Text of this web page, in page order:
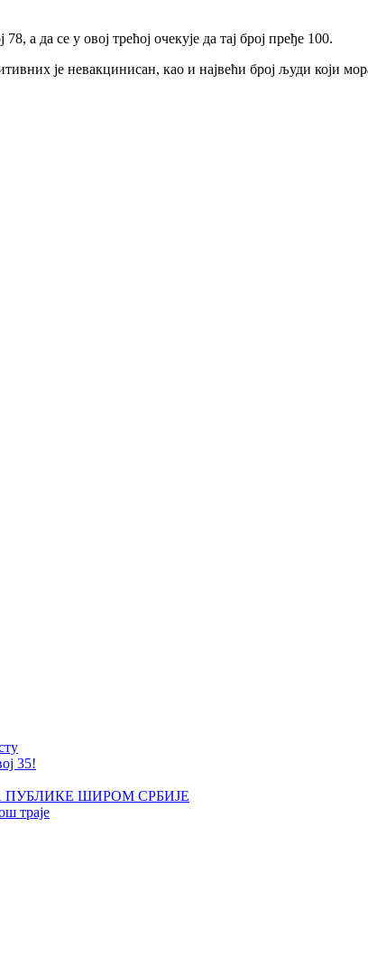
а да се у овој трећој очекује да тај број пређе 100.
је невакцинисан, као и највећи број људи који
35!
ШИРОМ СРБИЈЕ
траје